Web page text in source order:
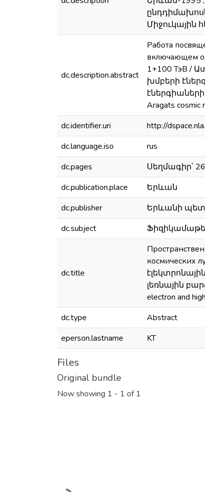
Միջուկային
dc.description.abstract
Работа
включающем
1+100 ТэВ /
խմբերի
էներգիաների
Aragats cosmic
dc.identifier.uri
http://
dc.language.iso
rus
dc.pages
Սեղմագիր՝
dc.publication.place
Երևան
dc.publisher
Երևանի
dc.subject
dc.title
космических
լեռնային
electron and
dc.type
Abstract
eperson.lastname
KT
Files
Original bundle
Now showing 1 - 1 of 1